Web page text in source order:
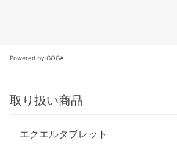
Powered by GOGA
取り扱い商品
エクエルタブレット